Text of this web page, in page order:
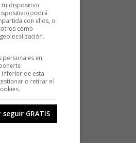
silencio
Caminar por
sus muros
parte de la
(que
jóvenes de
son solo
diarios por
tu dispositivo
podrá
con ellos, o
como
personales en
inferior de esta
o retirar el
GRATIS